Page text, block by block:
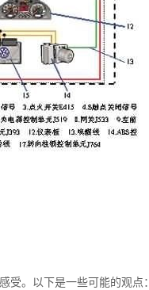
受。以下是一些可能的观点：